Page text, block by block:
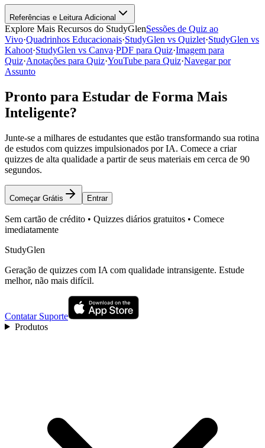
Referências e Leitura Adicional
Explore Mais Recursos do StudyGlenSessões de Quiz ao
Vivo·Quadrinhos Educacionais·StudyGlen vs Quizlet·StudyGlen vs
Kahoot·StudyGlen vs Canva·PDF para Quiz·Imagem para
Quiz·Anotações para Quiz·YouTube para Quiz·Navegar por
Assunto
Pronto para Estudar de Forma Mais
Inteligente?
Junte-se a milhares de estudantes que estão transformando sua rotina
de estudos com quizzes impulsionados por IA. Comece a criar
quizzes de alta qualidade a partir de seus materiais em cerca de 90
segundos.
Começar Grátis Entrar
Sem cartão de crédito • Quizzes diários gratuitos • Comece
imediatamente
StudyGlen
Geração de quizzes com IA com qualidade intransigente. Estude
melhor, não mais difícil.
Contatar Suporte
Produtos